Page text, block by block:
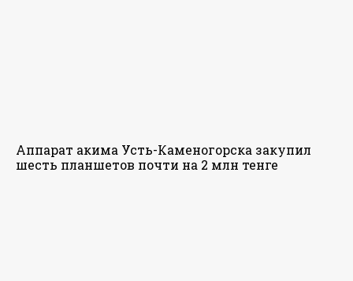
Аппарат акима Усть-Каменогорска закупил
шесть планшетов почти на 2 млн тенге